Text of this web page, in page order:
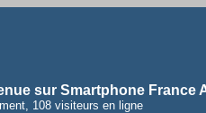
sur Smartphone France
108 visiteurs en ligne